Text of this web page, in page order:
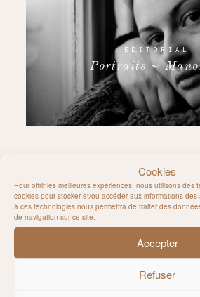
Cookies
Pour offrir les meilleures expériences, nous utilisons des
cookies pour stocker et/ou accéder aux informations
à ces technologies nous permettra de traiter des
de navigation sur ce site.
Accepter
Refuser
EDITORIAL
Portraits ~
Follow on Instagram